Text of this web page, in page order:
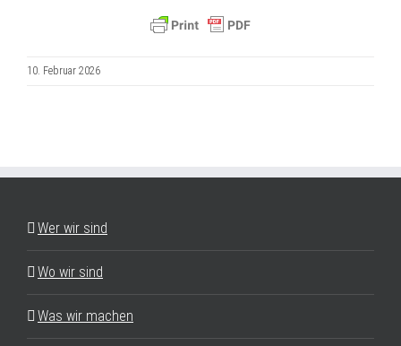
10. Februar 2026
Wer wir sind
Wo wir sind
Was wir machen